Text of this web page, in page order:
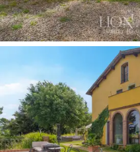
飯店周圍環繞著約1公頃
的戶外體驗。大型泳池周
備躺椅和涼亭，讓您盡情
草坪維護良好，點綴
玫瑰。飯店設有多個用餐
座位區和一座大型涼亭。
基安蒂DOCG級葡萄酒葡
頃的橄欖樹林、耕地和一
季節都營造出獨特而令人